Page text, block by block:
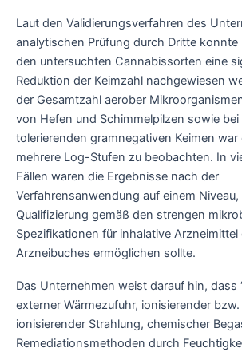
Laut den Validierungsverfahren des
analytischen Prüfung durch Dritte konnte
den untersuchten Cannabissorten eine
Reduktion der Keimzahl nachgewiesen
der Gesamtzahl aerober
von Hefen und Schimmelpilzen sowie bei
tolerierenden gramnegativen Keimen war
mehrere Log-Stufen zu beobachten. In
Fällen waren die Ergebnisse nach der
Verfahrensanwendung auf einem Niveau,
Qualifizierung gemäß den strengen
Spezifikationen für inhalative
Arzneibuches ermöglichen sollte.
Das Unternehmen weist darauf hin, dass
externer Wärmezufuhr, ionisierender
ionisierender Strahlung, chemischer
Remediationsmethoden durch